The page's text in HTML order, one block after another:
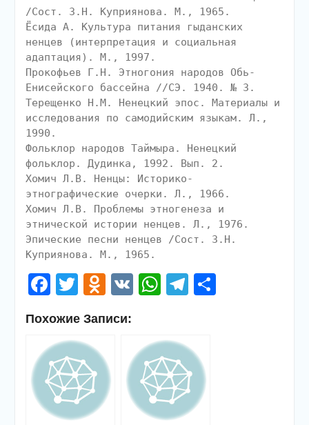
/Cост. З.Н. Куприянова. М., 1965.
Ёсида А. Культура питания гыданских
ненцев (интерпретация и социальная
адаптация). М., 1997.
Прокофьев Г.Н. Этногония народов Обь-
Енисейского бассейна //СЭ. 1940. № 3.
Терещенко Н.М. Ненецкий эпос. Материалы и
исследования по самодийским языкам. Л.,
1990.
Фольклор народов Таймыра. Ненецкий
фольклор. Дудинка, 1992. Вып. 2.
Хомич Л.В. Ненцы: Историко-
этнографические очерки. Л., 1966.
Хомич Л.В. Проблемы этногенеза и
этнической истории ненцев. Л., 1976.
Эпические песни ненцев /Сост. З.Н.
Куприянова. М., 1965.
Facebook
Twitter
Odnoklassniki
VKWhatsApp
Telegram
Похожие Записи: